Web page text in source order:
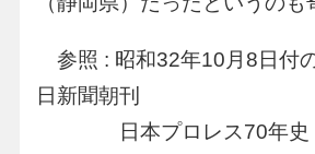
参照 : 昭和32年10月8日付
日新聞朝刊
日本プロレス70年史（